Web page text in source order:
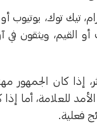
تيك توك، يوتيوب
القيم، ويثقون في
إذا كان الجمهور
للعلامة، أما إذا
فعلية.